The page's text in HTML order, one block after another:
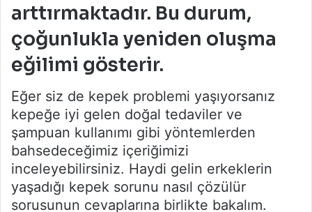
arttırmaktadır. Bu durum,
çoğunlukla yeniden oluşma
eğilimi gösterir.
Eğer siz de kepek problemi yaşıyorsanız
kepeğe iyi gelen doğal tedaviler ve
şampuan kullanımı gibi yöntemlerden
bahsedeceğimiz içeriğimizi
inceleyebilirsiniz. Haydi gelin erkeklerin
yaşadığı kepek sorunu nasıl çözülür
sorusunun cevaplarına birlikte bakalım.